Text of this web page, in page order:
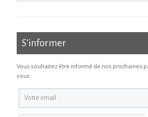
S’informer
Vous souhaitez être informé de nos prochaines
vous :